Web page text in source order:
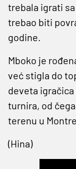
trebala igrati
trebao biti
godine.
Mboko je
već stigla do
deveta
turnira, od
terenu u
(Hina)